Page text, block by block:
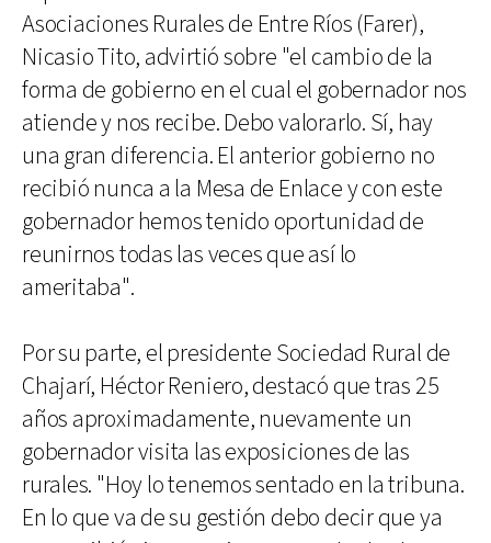
Asociaciones Rurales de Entre Ríos (Farer),
Nicasio Tito, advirtió sobre "el cambio de la
forma de gobierno en el cual el gobernador nos
atiende y nos recibe. Debo valorarlo. Sí, hay
una gran diferencia. El anterior gobierno no
recibió nunca a la Mesa de Enlace y con este
gobernador hemos tenido oportunidad de
reunirnos todas las veces que así lo
ameritaba".
Por su parte, el presidente Sociedad Rural de
Chajarí, Héctor Reniero, destacó que tras 25
años aproximadamente, nuevamente un
gobernador visita las exposiciones de las
rurales. "Hoy lo tenemos sentado en la tribuna.
En lo que va de su gestión debo decir que ya